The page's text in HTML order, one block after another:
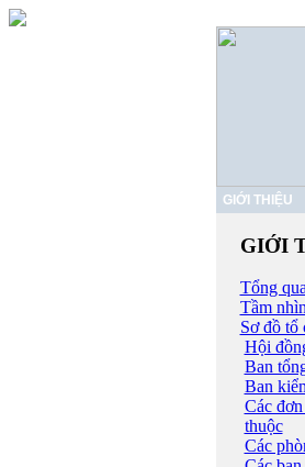
GIỚI THIỆU
GIỚI
Tổng
Tầm
Sơ đồ tổ
Hội
Ban
Ban
Các
thuộc
Các